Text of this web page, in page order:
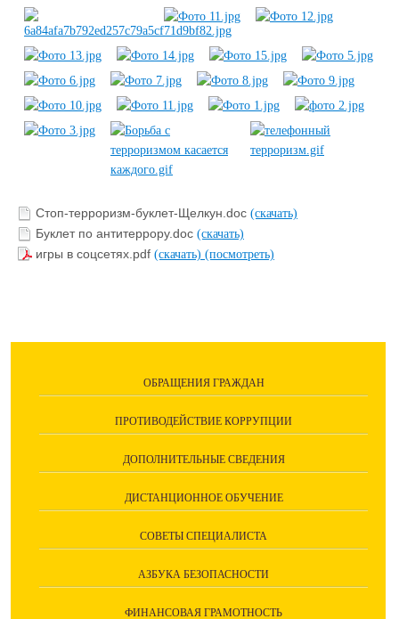
Стоп-терроризм-буклет-Щелкун.doc (скачать)
Буклет по антитеррору.doc (скачать)
игры в соцсетях.pdf (скачать) (посмотреть)
ОБРАЩЕНИЯ ГРАЖДАН
ПРОТИВОДЕЙСТВИЕ КОРРУПЦИИ
ДОПОЛНИТЕЛЬНЫЕ СВЕДЕНИЯ
ДИСТАНЦИОННОЕ ОБУЧЕНИЕ
СОВЕТЫ СПЕЦИАЛИСТА
АЗБУКА БЕЗОПАСНОСТИ
ФИНАНСОВАЯ ГРАМОТНОСТЬ